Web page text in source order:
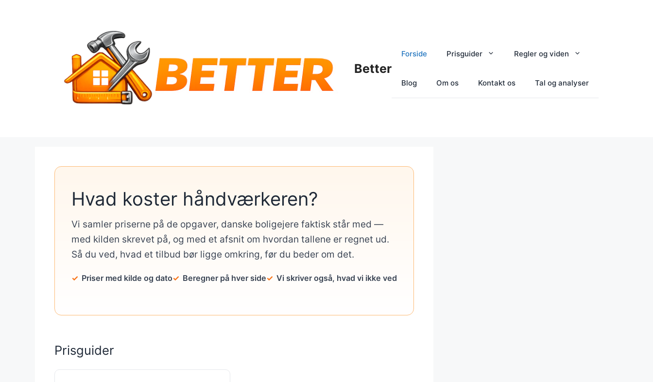
Better
Forside Prisguider Regler og viden
Blog Om os Kontakt os Tal og analyser
Hvad koster håndværkeren?
Vi samler priserne på de opgaver, danske boligejere faktisk står med —
med kilden skrevet på, og med et afsnit om hvordan tallene er regnet ud.
Så du ved, hvad et tilbud bør ligge omkring, før du beder om det.
Priser med kilde og dato Beregner på hver side Vi skriver også, hvad vi ikke ved
Prisguider